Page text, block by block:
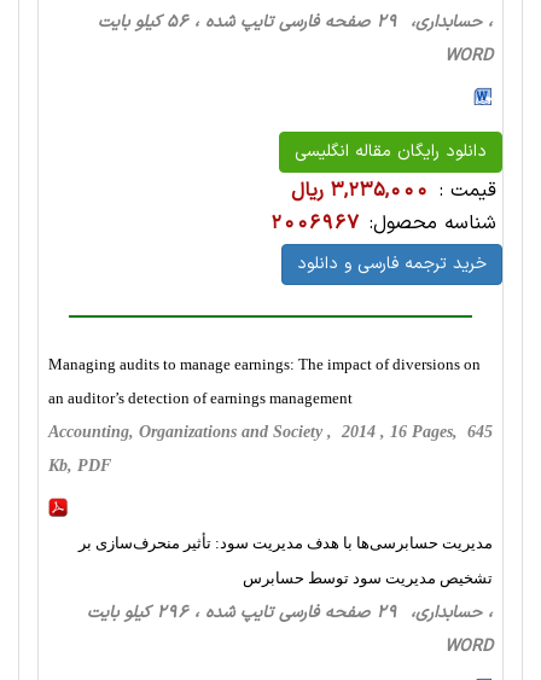
، حسابداری، 29 صفحه فارسی تایپ شده ، 56 کیلو بایت
WORD
دانلود رایگان مقاله انگلیسی
قیمت : 3,235,000 ریال
شناسه محصول: 2006967
خرید ترجمه فارسی و دانلود
Managing audits to manage earnings: The impact of diversions on
an auditor’s detection of earnings management
Accounting, Organizations and Society , 2014 , 16 Pages, 645
Kb, PDF
مدیریت حسابرسی‌ها با هدف مدیریت سود: تأثیر منحرف‌سازی بر
تشخیص مدیریت سود توسط حسابرس
، حسابداری، 29 صفحه فارسی تایپ شده ، 296 کیلو بایت
WORD